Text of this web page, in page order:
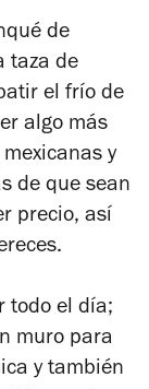
de
taza de
el frío de
algo más
y
de que sean
precio, así
todo el día;
muro para
y también